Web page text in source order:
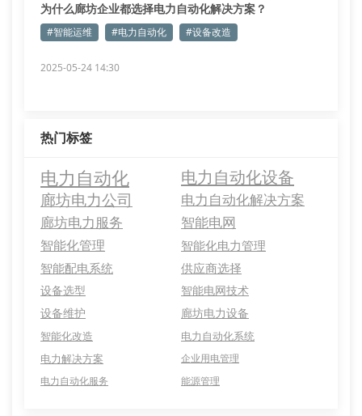
为什么廊坊企业都选择电力自动化解决方案？
#智能运维 #电力自动化 #设备改造
2025-05-24 14:30
热门标签
电力自动化 电力自动化设备
廊坊电力公司
电力自动化解决方案
廊坊电力服务
智能电网
智能化管理
智能化电力管理
智能配电系统
供应商选择
设备选型
智能电网技术
设备维护
廊坊电力设备
智能化改造
电力自动化系统
电力解决方案
企业用电管理
电力自动化服务
能源管理